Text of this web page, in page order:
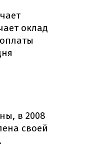
оклад
в 2008
своей
.